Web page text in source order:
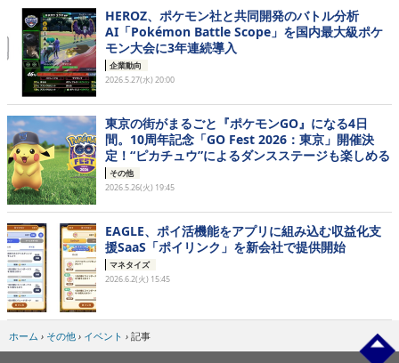
HEROZ、ポケモン社と共同開発のバトル分析
AI「Pokémon Battle Scope」を国内最大級ポケ
モン大会に3年連続導入
企業動向
2026.5.27(水) 20:00
東京の街がまるごと『ポケモンGO』になる4日
間。10周年記念「GO Fest 2026：東京」開催決
定！“ピカチュウ”によるダンスステージも楽しめる
その他
2026.5.26(火) 19:45
EAGLE、ポイ活機能をアプリに組み込む収益化支
援SaaS「ポイリンク」を新会社で提供開始
マネタイズ
2026.6.2(火) 15:45
ホーム › その他 › イベント › 記事